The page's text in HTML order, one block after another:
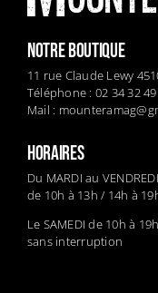
NOTRE BOUTIQUE
11 rue Claude Lewy
Téléphone : 02 34 32
Mail :
HORAIRES
Du MARDI au VENDREDI
de 10h à 13h / 14h à
Le SAMEDI de 10h à 19h
sans interruption